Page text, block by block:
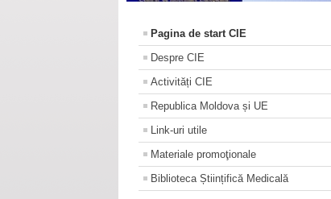
Pagina de start CIE
Despre CIE
Activități CIE
Republica Moldova și UE
Link-uri utile
Materiale promoţionale
Biblioteca Științifică Medicală